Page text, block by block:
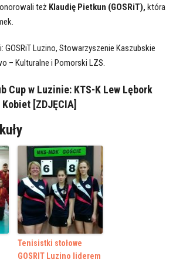
też Klaudię Pietkun (GOSRiT), która
Luzino, Stowarzyszenie Kaszubskie
– Kulturalne i Pomorski LZS.
Cup w Luzinie: KTS-K Lew Lębork
[ZDJĘCIA]
Tenisistki stołowe
GOSRIT Luzino liderem